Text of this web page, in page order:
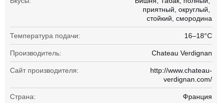
приятный округлый
стойкий смородина
Температура подачи: 16–18°С
Производитель: Chateau Verdignan
Сайт производителя:
http://www.chateau-
verdignan.com/
Страна: Франция